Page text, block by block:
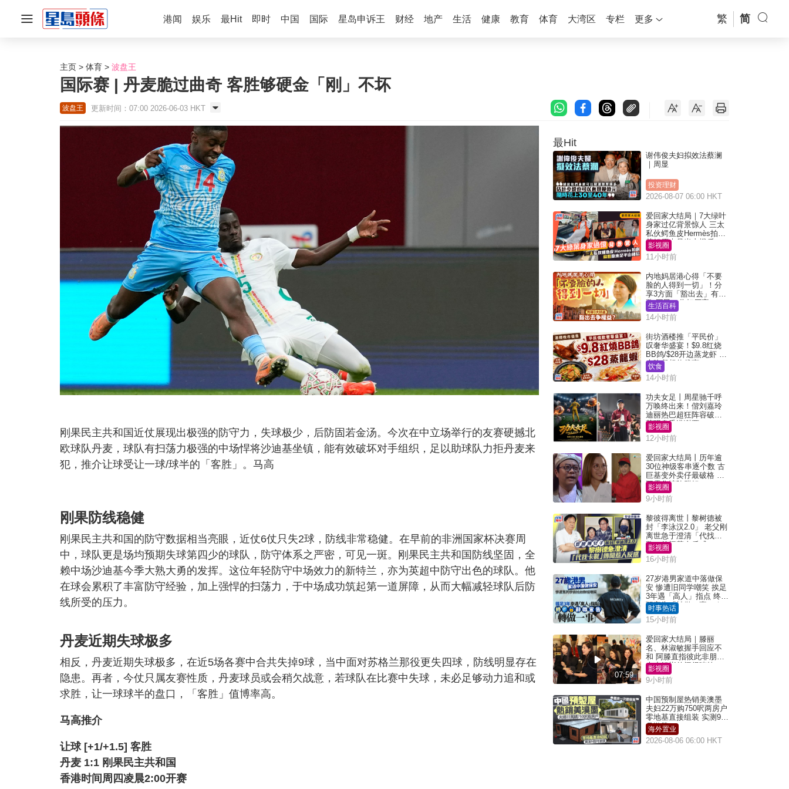
港闻 娱乐 最Hit 即时 中国 国际 星岛申诉王 财经 地产 生活 健康 教育 体育 大湾区 专栏 更多 繁 简
主页 体育 波盘王
国际赛 | 丹麦脆过曲奇 客胜够硬金「刚」不坏
波盘王 更新时间：07:00 2026-06-03 HKT
刚果民主共和国近仗展现出极强的防守力，失球极少，后防固若金汤。今次在中立场举行的友赛硬撼北
欧球队丹麦，球队有扫荡力极强的中场悍将沙迪基坐镇，能有效破坏对手组织，足以助球队力拒丹麦来
犯，推介让球受让一球/球半的「客胜」。马高
刚果防线稳健
刚果民主共和国的防守数据相当亮眼，近仗6仗只失2球，防线非常稳健。在早前的非洲国家杯决赛周
中，球队更是场均预期失球第四少的球队，防守体系之严密，可见一斑。刚果民主共和国防线坚固，全
赖中场沙迪基今季大熟大勇的发挥。这位年轻防守中场效力的新特兰，亦为英超中防守出色的球队。他
在球会累积了丰富防守经验，加上强悍的扫荡力，于中场成功筑起第一道屏障，从而大幅减轻球队后防
线所受的压力。
丹麦近期失球极多
相反，丹麦近期失球极多，在近5场各赛中合共失掉9球，当中面对苏格兰那役更失四球，防线明显存在
隐患。再者，今仗只属友赛性质，丹麦球员或会稍欠战意，若球队在比赛中失球，未必足够动力追和或
求胜，让一球球半的盘口，「客胜」值博率高。
马高推介
让球 [+1/+1.5] 客胜
丹麦 1:1 刚果民主共和国
香港时间周四凌晨2:00开赛
最Hit
谢伟俊夫妇拟效法蔡澜
｜周显
投资理财
2026-08-07 06:00 HKT
爱回家大结局｜7大绿叶
身家过亿背景惊人 三太
私伙鳄鱼皮Hermès拍剧
苏姐原来是半山楼后
影视圈
11小时前
内地妈居港心得「不要
脸的人得到一切」！分
享3方面「豁出去」有著
数 网民：你好厉害
生活百科
14小时前
街坊酒楼推「平民价」
叹奢华盛宴！$9.8红烧
BB鸽/$28开边蒸龙虾 3
大晚餐超值优惠
饮食
14小时前
功夫女足丨周星驰千呼
万唤终出来！偕刘嘉玲
迪丽热巴超狂阵容破天
荒现身香港谢票
影视圈
12小时前
爱回家大结局丨历年逾
30位神级客串逐个数 古
巨基变外卖仔最破格 欧
阳震华情陷群姐
影视圈
9小时前
黎彼得离世丨黎树德被
封「李泳汉2.0」 老父刚
离世急于澄清「代找卡
数」传闻惹人反感
影视圈
16小时前
27岁港男家道中落做保
安 惨遭旧同学嘲笑 挨足
3年遇「高人」指点 终辞
职宣告「转做一事」｜
Juicy叮
时事热话
15小时前
07:59
爱回家大结局｜滕丽
名、林淑敏握手回应不
和 阿滕直指彼此非朋友
大小姐指传闻得啖笑
影视圈
9小时前
中国预制屋热销美澳墨
夫妇22万购750呎两房户
零地基直接组装 实测9个
月激赞
海外置业
2026-08-06 06:00 HKT